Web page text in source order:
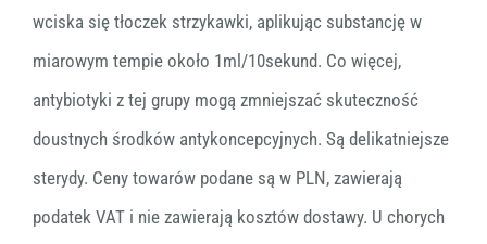
wciska się tłoczek strzykawki, aplikując substancję w
miarowym tempie około 1ml/10sekund. Co więcej,
antybiotyki z tej grupy mogą zmniejszać skuteczność
doustnych środków antykoncepcyjnych. Są delikatniejsze
sterydy. Ceny towarów podane są w PLN, zawierają
podatek VAT i nie zawierają kosztów dostawy. U chorych